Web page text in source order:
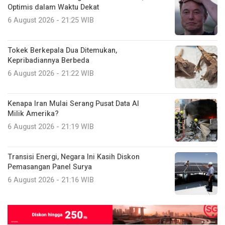
Optimis dalam Waktu Dekat
6 August 2026 - 21:25 WIB
Tokek Berkepala Dua Ditemukan,
Kepribadiannya Berbeda
6 August 2026 - 21:22 WIB
Kenapa Iran Mulai Serang Pusat Data AI
Milik Amerika?
6 August 2026 - 21:19 WIB
Transisi Energi, Negara Ini Kasih Diskon
Pemasangan Panel Surya
6 August 2026 - 21:16 WIB